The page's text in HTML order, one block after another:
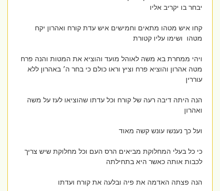
יבחר בו יקריב אליו
קחו איש מטהו מתאים וחמישים איש עדת קורח ואהרון יקח
מטהו ושימו עליו קטורת
ויהי ממחרת בא משה לאוהל מועד והוציא את המטות והנה פרח
מטה אהרון והוציא פרח וציץ וראו כולם כי בחר ה׳ באהרון ללא
עוררין
הנה היתה דיבה רעה של קורח וכל עדתו שהוציאו לעז על משה
ואהרון
ועל כך נענשו עונש קשה מאוד
כי כל בעלי המחלוקת מביאים הרס העם וכל מחלוקת שיש צריך
לכבות אותה כאשר היא בתחילתה
הנה פצתה האדמה את פיה ובלעה את קורח ועדתו